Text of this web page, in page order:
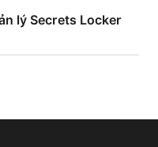
lý Secrets Locker